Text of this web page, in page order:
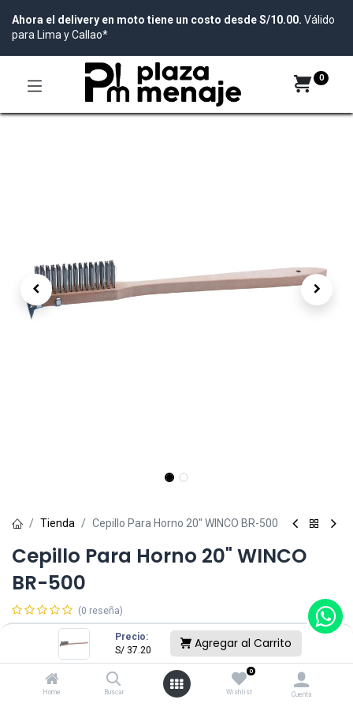
Precio:
S/ 37.20 Agregar al Carrito
Home Buscar
0
Wishlist Cuenta
Ahora el delivery en moto tiene un costo desde S/10.00. Válido
para Lima y Callao*
0
Tienda Cepillo Para Horno 20" WINCO BR-500
Cepillo Para Horno 20" WINCO
BR-500
(0 reseña)
37.20
Agregar al Carrito